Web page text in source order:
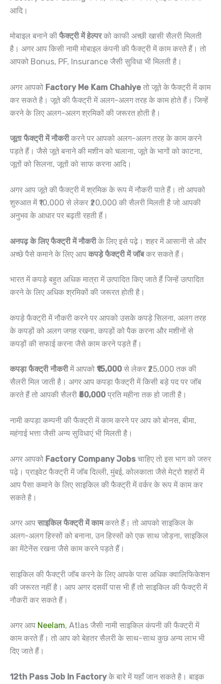
आदि।
मोबाइल बनाने की फैक्ट्री में हेल्परको काफी अच्छी खासी सैलरी मिलती
है। अगर आप किसी नामी मोबाइल कंपनी की फैक्ट्री में काम करते हैं। तो
आपको Bonus, PF, Insurance जैसी सुविधा भी मिलती है।
अगर आपको Factory Me Kam Chahiye तो जूते के फैक्ट्री में काम
कर सकते है। जूते की फैक्ट्री में अलग-अलग तरह के काम होते हैं। जिन्हें
करने के लिए अलग-अलग श्रमिकों की जरूरत होती है।
जूता फैक्ट्री में नौकरीकरने पर आपको अलग-अलग तरह के काम करने
पड़ते हैं। जैसे जूते बनाने की मशीन को चलाना, जूते के भागों को काटना,
जूतों को सिलना, जूतों को साफ करना आदि।
अगर आप जूते की फैक्ट्री में श्रमिक के रूप में नौकरी पाते हैं। तो आपको
शुरुआत में ₹10,000 से लेकर ₹20,000 की सैलरी मिलती है जो आपकी
अनुभव के आधार पर बढ़ती रहती हैं।
अनपढ़ के लिए फैक्ट्री में नौकरीके लिए इसे पढ़े। शहर में आसानी से और
अच्छे पैसे कमाने के लिए आप कपड़े फैक्ट्री में जॉबकर सकते हैं।
भारत में कपड़े बहुत अधिक मात्रा में उत्पादित किए जाते हैं जिन्हें उत्पादित
करने के लिए अधिक श्रमिकों की जरूरत होती है।
कपड़े फैक्ट्री में नौकरी करने पर आपको उसके कपड़े सिलना, अलग तरह
के कपड़ों को अलग जगह रखना, कपड़ों को पैक करना और मशीनों से
कपड़ों की सफाई करना जैसे काम करने पड़ते हैं।
कपड़ा फैक्ट्री नौकरीमें आपको ₹15,000 से लेकर ₹25,000 तक की
सैलरी मिल जाती है। अगर आप कपड़ा फैक्ट्री में किसी बड़े पद पर जॉब
करते हैं तो आपकी सैलरी ₹50,000 प्रति महीना तक हो जाती है।
नामी कपड़ा कम्पनी की फैक्ट्री में काम करने पर आप को बोनस, बीमा,
महंगाई भत्ता जैसी अन्य सुविधाएं भी मिलती है।
अगर आपको Factory Company Jobs चाहिए तो इस भाग को जरुर
पढ़े। प्राइवेट फैक्ट्री में जॉब दिल्ली, मुंबई, कोलकाता जैसे मेट्रो शहरों में
आप पैसा कमाने के लिए साइकिल की फैक्ट्री में वर्कर के रूप में काम कर
सकते है।
अगर आप साइकिल फैक्ट्री में कामकरते हैं। तो आपको साइकिल के
अलग-अलग हिस्सों को बनाना, उन हिस्सों को एक साथ जोड़ना, साइकिल
का मेंटेनेंस रखना जैसे काम करने पड़ते हैं।
साइकिल की फैक्ट्री जॉब करने के लिए आपके पास अधिक क्वालिफिकेशन
की जरूरत नहीं है। आप अगर दसवीं पास भी हैं तो साइकिल की फैक्ट्री में
नौकरी कर सकते हैं।
अगर आप Neelam, Atlas जैसी नामी साइकिल कंपनी की फैक्ट्री में
काम करते हैं। तो आप को बेहतर सैलरी के साथ-साथ कुछ अन्य लाभ भी
दिए जाते हैं।
12th Pass Job In Factoryके बारे में यहाँ जान सकते है। बाइक